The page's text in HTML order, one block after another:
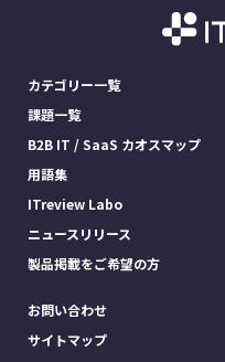
カテゴリー一覧
課題一覧
B2B IT / SaaS カオスマップ
用語集
ITreview Labo
ニュースリリース
製品掲載をご希望の方
お問い合わせ
サイトマップ